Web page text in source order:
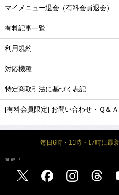
マイメニュー退会（有料会員退会）
有料記事一覧
利用規約
対応機種
特定商取引法に基づく表記
[有料会員限定] お問い合わせ・Ｑ＆Ａ
毎日6時・11時・17時に最
FOLLOW US